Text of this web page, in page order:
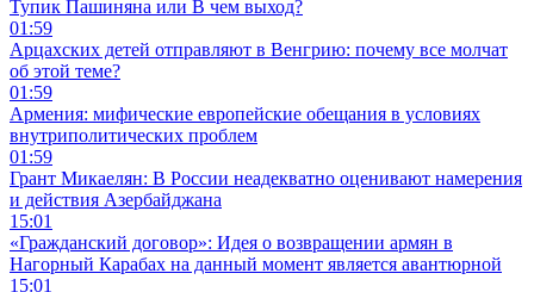
Тупик Пашиняна или В чем выход?
01:59
Арцахских детей отправляют в Венгрию: почему все молчат
об этой теме?
01:59
Армения: мифические европейские обещания в условиях
внутриполитических проблем
01:59
Грант Микаелян: В России неадекватно оценивают намерения
и действия Азербайджана
15:01
«Гражданский договор»: Идея о возвращении армян в
Нагорный Карабах на данный момент является авантюрной
15:01